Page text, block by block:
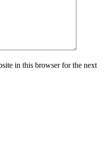
in this browser for the next